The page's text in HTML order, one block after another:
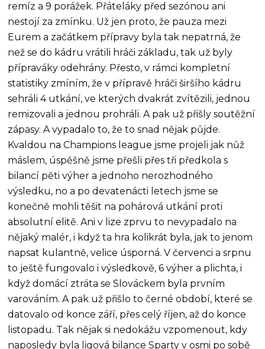
remíz a 9 porážek. Přáteláky před sezónou ani
nestojí za zmínku. Už jen proto, že pauza mezi
Eurem a začátkem přípravy byla tak nepatrná, že
než se do kádru vrátili hráči základu, tak už byly
přípraváky odehrány. Přesto, v rámci kompletní
statistiky zmíním, že v přípravě hráči širšího kádru
sehráli 4 utkání, ve kterých dvakrát zvítězili, jednou
remizovali a jednou prohráli. A pak už přišly soutěžní
zápasy. A vypadalo to, že to snad nějak půjde.
Kvaldou na Champions league jsme projeli jak nůž
máslem, úspěšně jsme přešli přes tři předkola s
bilancí pěti výher a jednoho nerozhodného
výsledku, no a po devatenácti letech jsme se
konečně mohli těšit na pohárová utkání proti
absolutní elitě. Ani v lize zprvu to nevypadalo na
nějaký malér, i když ta hra kolikrát byla, jak to jenom
napsat kulantně, velice úsporná. V červenci a srpnu
to ještě fungovalo i výsledkově, 6 výher a plichta, i
když domácí ztráta se Slováckem byla prvním
varováním. A pak už přišlo to černé období, které se
datovalo od konce září, přes celý říjen, až do konce
listopadu. Tak nějak si nedokážu vzpomenout, kdy
naposledy byla ligová bilance Sparty v osmi po sobě